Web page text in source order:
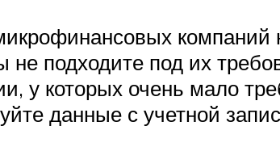
подходите под их
у которых очень мало
данные с учетной